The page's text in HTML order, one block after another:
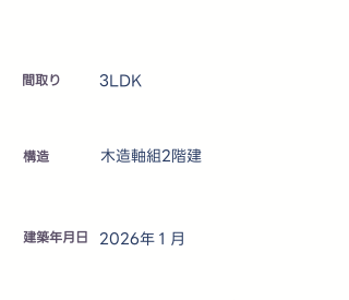
​間取り 3LDK
​構造 木造軸組2階建
建築年月日 2026年１月